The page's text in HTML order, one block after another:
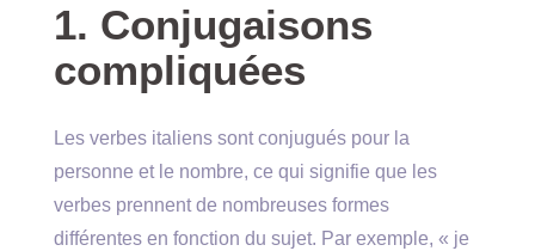
1. Conjugaisons
compliquées
Les verbes italiens sont conjugués pour la
personne et le nombre, ce qui signifie que les
verbes prennent de nombreuses formes
différentes en fonction du sujet. Par exemple, « je